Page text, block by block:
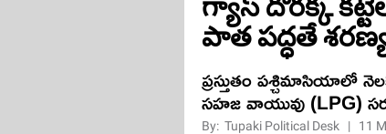
గ్యాస్ దొరక్క
పాత పద్ధతే
ప్రస్తుతం పశ్చిమాసియాలో
సహజ వాయువు (LPG)
By: Tupaki Political Desk | 11